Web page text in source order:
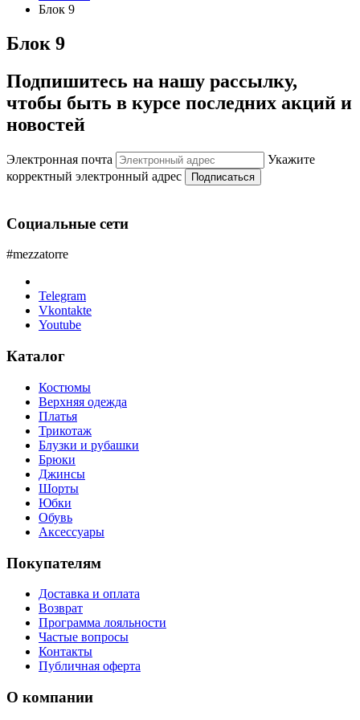
Блок 9
Блок 9
Подпишитесь на нашу рассылку,
чтобы быть в курсе последних акций и
новостей
Электронная почта
Укажите
корректный электронный адрес
Подписаться
Социальные сети
#mezzatorre
Telegram
Vkontakte
Youtube
Каталог
Костюмы
Верхняя одежда
Платья
Трикотаж
Блузки и рубашки
Брюки
Джинсы
Шорты
Юбки
Обувь
Аксессуары
Покупателям
Доставка и оплата
Возврат
Программа лояльности
Частые вопросы
Контакты
Публичная оферта
О компании